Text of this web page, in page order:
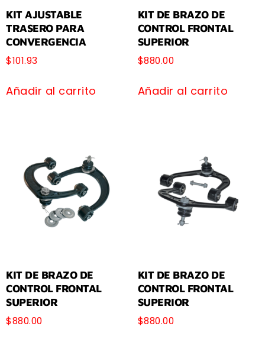
KIT AJUSTABLE
TRASERO PARA
CONVERGENCIA
$101.93
Añadir al carrito
KIT DE BRAZO DE
CONTROL FRONTAL
SUPERIOR
$880.00
Añadir al carrito
KIT DE BRAZO DE
CONTROL FRONTAL
SUPERIOR
$880.00
KIT DE BRAZO DE
CONTROL FRONTAL
SUPERIOR
$880.00